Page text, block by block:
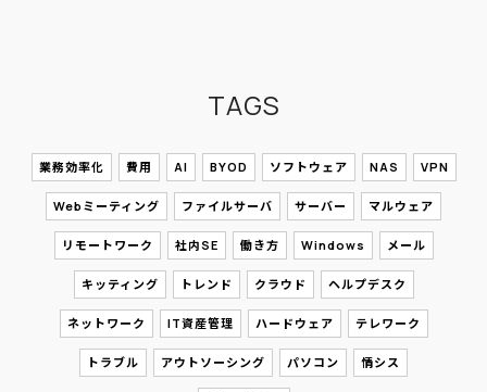
TAGS
業務効率化 費用 AI BYOD ソフトウェア NAS VPN
Webミーティング ファイルサーバ サーバー マルウェア
リモートワーク 社内SE 働き方 Windows メール
キッティング トレンド クラウド ヘルプデスク
ネットワーク IT資産管理 ハードウェア テレワーク
トラブル アウトソーシング パソコン 情シス